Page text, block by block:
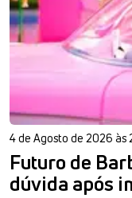
4 de Agosto de 2026 às
Futuro de
dúvida após